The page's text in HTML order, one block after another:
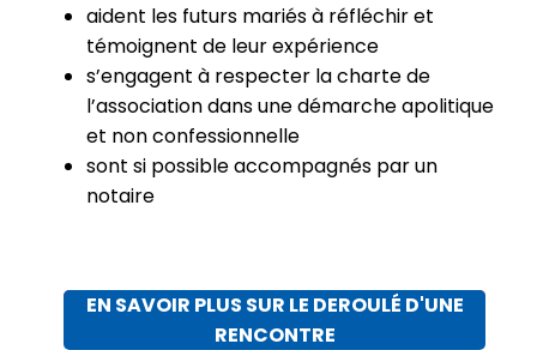
aident les futurs mariés à réfléchir et
témoignent de leur expérience
s’engagent à respecter la charte de
l’association dans une démarche apolitique
et non confessionnelle
sont si possible accompagnés par un
notaire
EN SAVOIR PLUS SUR LE DEROULÉ D'UNE
RENCONTRE